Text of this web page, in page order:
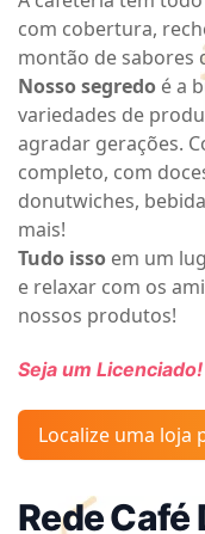
com cobertura,
montão de sabores
Nosso segredo é a
variedades de
agradar gerações.
completo, com
donutwiches,
mais!
Tudo isso em um
e relaxar com os
nossos produtos!
Seja um Licenciado!
Localize uma loja
Rede Café